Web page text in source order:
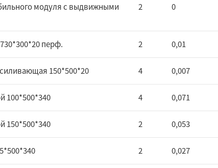
модуля с выдвижными
2 0
перф. 2 0,01
150*500*20 4 0,007
100*500*340 4 0,071
150*500*340 2 0,053
2 0,027